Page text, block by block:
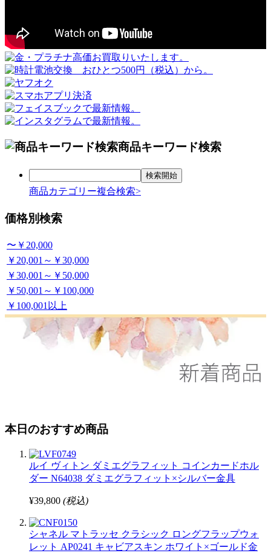
商品キーワード検索
商品カテゴリー複合検索>
価格別検索
〜￥20,000
￥20,001～￥30,000
￥30,001～￥50,000
￥50,001～￥100,000
￥100,001以上
本日のおすすめ商品
ルイ ヴィトン ダミエグラフィット コインカードホル
ダー N64038 ダミエグラフィット×シルバー金具
¥39,800 (税込)
シャネル マトラッセ クラシック ロングフラップウォ
レット AP0241 キャビアスキン ホワイト×ゴールド金